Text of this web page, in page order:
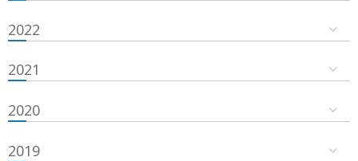
2022
2021
2020
2019